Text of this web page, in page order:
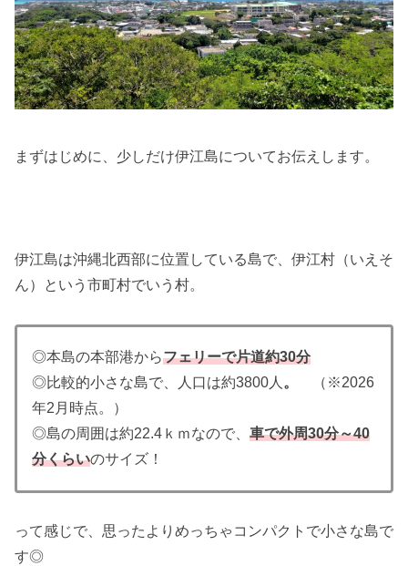
まずはじめに、少しだけ伊江島についてお伝えします。
伊江島は沖縄北西部に位置している島で、伊江村（いえそ
ん）という市町村でいう村。
◎本島の本部港からフェリーで片道約30分
◎比較的小さな島で、人口は約3800人。
（※2026
年2月時点。）
◎島の周囲は約22.4ｋｍなので、 車で外周30分～40
分くらいのサイズ！
って感じで、思ったよりめっちゃコンパクトで小さな島で
す◎